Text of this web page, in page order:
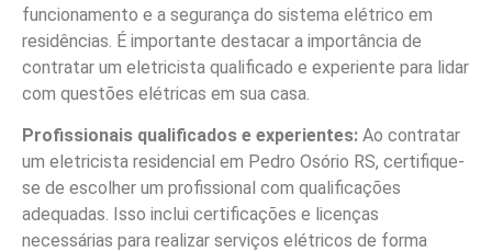
funcionamento e a segurança do sistema elétrico em
residências. É importante destacar a importância de
contratar um eletricista qualificado e experiente para lidar
com questões elétricas em sua casa.
Profissionais qualificados e experientes: Ao contratar
um eletricista residencial em Pedro Osório RS, certifique-
se de escolher um profissional com qualificações
adequadas. Isso inclui certificações e licenças
necessárias para realizar serviços elétricos de forma